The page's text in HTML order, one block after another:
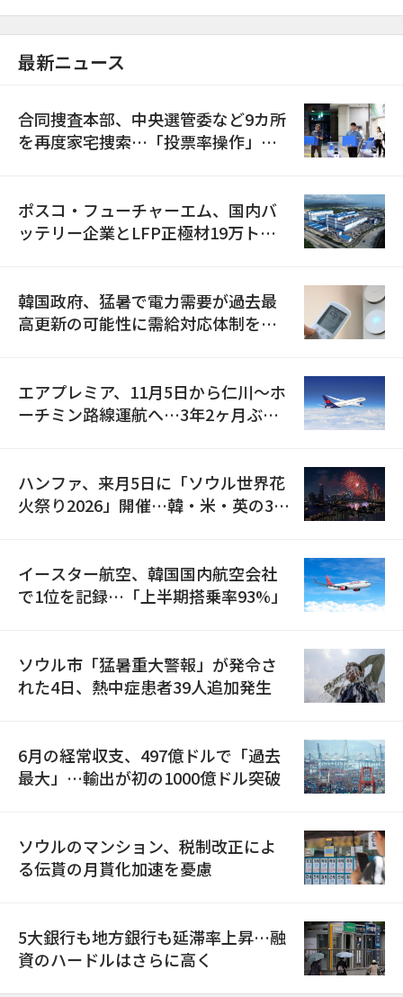
最新ニュース
合同捜査本部、中央選管委など9カ所
を再度家宅捜索…「投票率操作」の
ポスコ・フューチャーエム、国内バ
ッテリー企業とLFP正極材19万トン
韓国政府、猛暑で電力需要が過去最
高更新の可能性に需給対応体制を点
エアプレミア、11月5日から仁川〜ホ
ーチミン路線運航へ…3年2ヶ月ぶり
ハンファ、来月5日に「ソウル世界花
火祭り2026」開催…韓・米・英の3カ
イースター航空、韓国国内航空会社
で1位を記録…「上半期搭乗率93%」
ソウル市「猛暑重大警報」が発令さ
れた4日、熱中症患者39人追加発生
6月の経常収支、497億ドルで「過去
最大」…輸出が初の1000億ドル突破
ソウルのマンション、税制改正によ
る伝貰の月貰化加速を憂慮
5大銀行も地方銀行も延滞率上昇…融
資のハードルはさらに高く